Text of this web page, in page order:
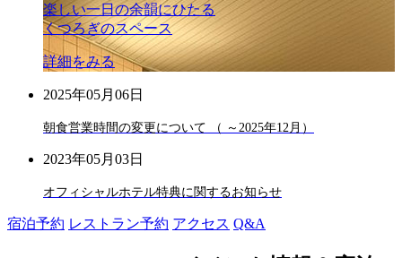
楽しい一日の余韻にひたる
くつろぎのスペース
詳細をみる
2025年05月06日
朝食営業時間の変更について （ ～2025年12月）
2023年05月03日
オフィシャルホテル特典に関するお知らせ
宿泊予約 レストラン予約 アクセス Q&A